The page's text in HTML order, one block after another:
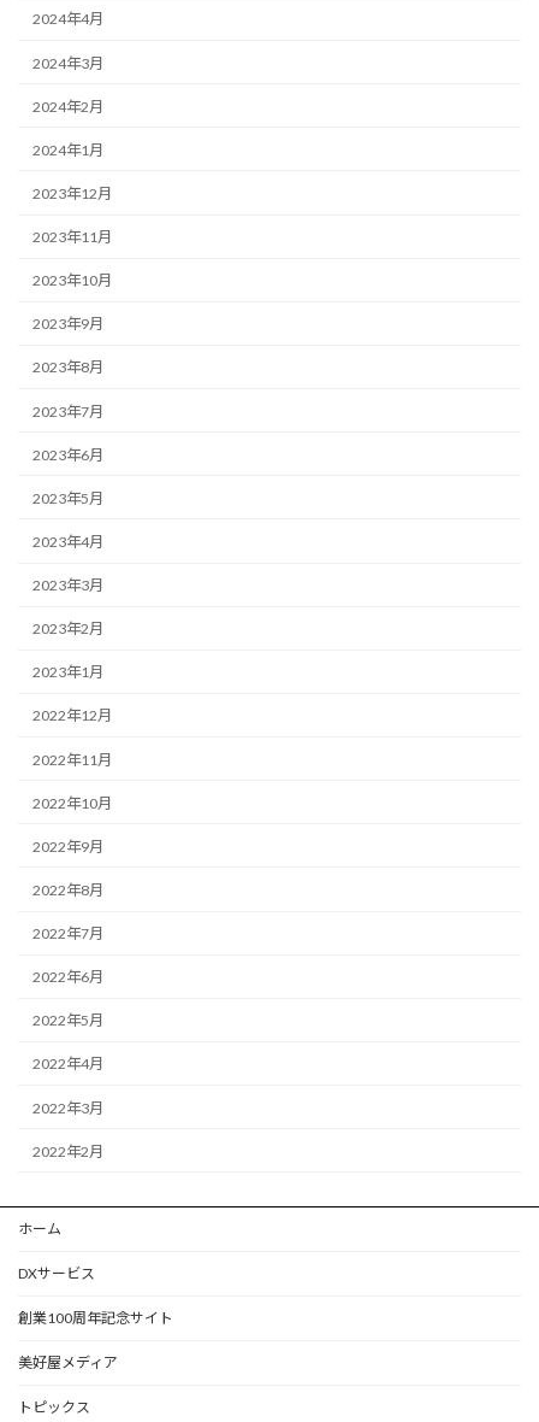
2024年4月
2024年3月
2024年2月
2024年1月
2023年12月
2023年11月
2023年10月
2023年9月
2023年8月
2023年7月
2023年6月
2023年5月
2023年4月
2023年3月
2023年2月
2023年1月
2022年12月
2022年11月
2022年10月
2022年9月
2022年8月
2022年7月
2022年6月
2022年5月
2022年4月
2022年3月
2022年2月
ホーム
DXサービス
創業100周年記念サイト
美好屋メディア
トピックス